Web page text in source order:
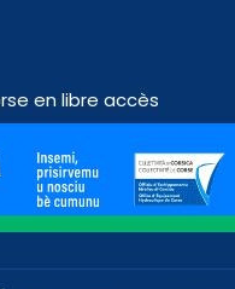
en libre accès